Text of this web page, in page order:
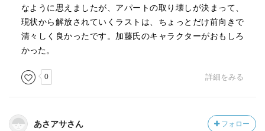
なように思えましたが、アパートの取り壊しが決まって、
現状から解放されていくラストは、ちょっとだけ前向きで
清々しく良かったです。加藤氏のキャラクターがおもしろ
かった。
0 詳細をみる
あさアサさん フォロー